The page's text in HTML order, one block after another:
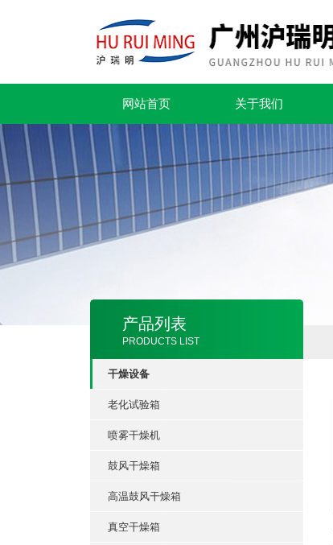
网站首页 关于我们
产品列表
PRODUCTS LIST
干燥设备
老化试验箱
喷雾干燥机
鼓风干燥箱
高温鼓风干燥箱
真空干燥箱